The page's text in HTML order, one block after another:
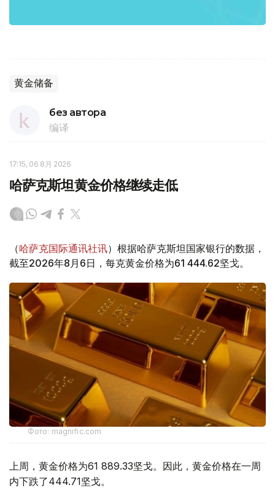
黄金储备
без автора
编译
17:15, 06 8月 2026
哈萨克斯坦黄金价格继续走低
（哈萨克国际通讯社讯）根据哈萨克斯坦国家银行的数据，
截至2026年8月6日，每克黄金价格为61 444.62坚戈。
Фото: magnific.com
上周，黄金价格为61 889.33坚戈。因此，黄金价格在一周
内下跌了444.71坚戈。